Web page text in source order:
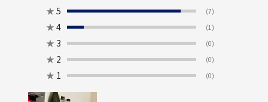
★ 5 (7)
★ 4 (1)
★ 3 (0)
★ 2 (0)
★ 1 (0)